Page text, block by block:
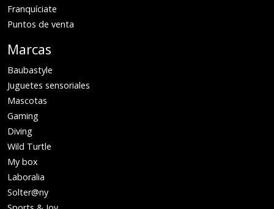
Franquíciate
Puntos de venta
Marcas
Baubastyle
Juguetes sensoriales
Mascotas
Gaming
Diving
Wild Turtle
My box
Laboralia
Solter@ny